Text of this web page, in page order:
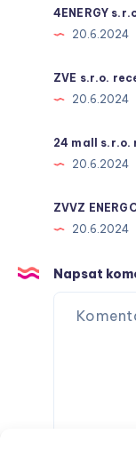
4ENERGY
20.6.2024
ZVE s.r.o.
20.6.2024
24 mall s.r.o.
20.6.2024
ZVVZ
20.6.2024
Napsat